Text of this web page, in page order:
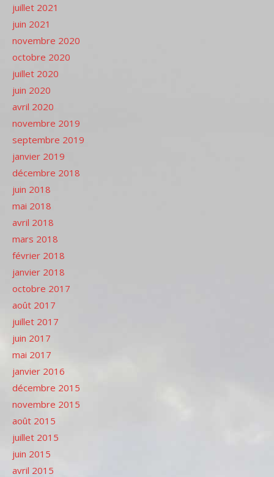
juillet 2021
juin 2021
novembre 2020
octobre 2020
juillet 2020
juin 2020
avril 2020
novembre 2019
septembre 2019
janvier 2019
décembre 2018
juin 2018
mai 2018
avril 2018
mars 2018
février 2018
janvier 2018
octobre 2017
août 2017
juillet 2017
juin 2017
mai 2017
janvier 2016
décembre 2015
novembre 2015
août 2015
juillet 2015
juin 2015
avril 2015